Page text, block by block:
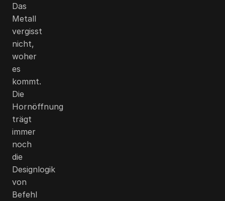
Das
Metall
vergisst
nicht,
woher
es
kommt.
Die
Hornöffnung
trägt
immer
noch
die
Designlogik
von
Befehl